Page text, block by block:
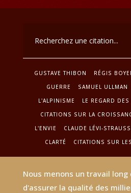
GUSTAVE THIBON RÉGIS
GUERRE
SAMUEL ULLMAN
L'ALPINISME
LE REGARD
CITATIONS SUR LA
L'ENVIE
CLAUDE LÉVI-STRAUSS
CLARTÉ
CITATIONS SUR
Nous menons un travail
d'assurer la qualité des